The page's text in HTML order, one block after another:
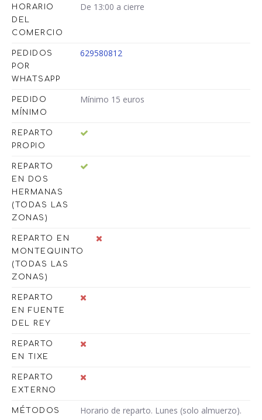
HORARIO
DEL
COMERCIO
De 13:00 a cierre
PEDIDOS
POR
WHATSAPP
629580812
PEDIDO
MÍNIMO
Mínimo 15 euros
REPARTO
PROPIO
REPARTO
EN DOS
HERMANAS
(TODAS LAS
ZONAS)
REPARTO EN
MONTEQUINTO
(TODAS LAS
ZONAS)
REPARTO
EN FUENTE
DEL REY
REPARTO
EN TIXE
REPARTO
EXTERNO
MÉTODOS
Horario de reparto. Lunes (solo almuerzo).